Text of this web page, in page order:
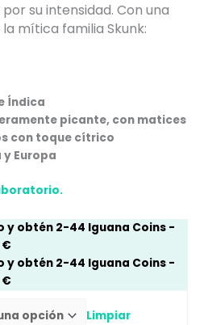
su intensidad. Con una
mítica familia Skunk:
Índica
picante, con matices
con toque cítrico
y Europa
y obtén 2-44 Iguana Coins -
€
y obtén 2-44 Iguana Coins -
€
Limpiar